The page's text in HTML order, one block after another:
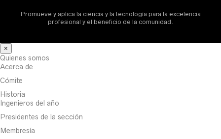
Promueve y aplica la ciencia y la tecnología para la excelencia
profesional y el beneficio de la comunidad.
×
Quienes somos
Acerca de
Cómite
Historia
Ingenieros del año
Presidentes de la sección
Membresía